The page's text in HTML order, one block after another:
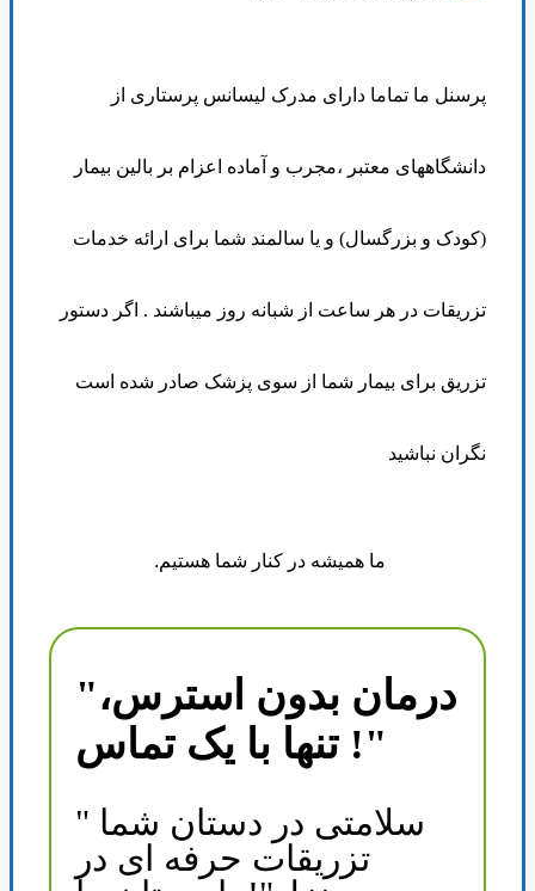
پرسنل ما تماما دارای مدرک لیسانس پرستاری از
دانشگاههای معتبر ،مجرب و آماده اعزام بر بالین بیمار
(کودک و بزرگسال) و یا سالمند شما برای ارائه خدمات
تزریقات در هر ساعت از شبانه روز میباشند . اگر دستور
تزریق برای بیمار شما از سوی پزشک صادر شده است
نگران نباشید
ما همیشه در کنار شما هستیم.
"درمان بدون استرس،
تنها با یک تماس !"
سلامتی در دستان شما "
تزریقات حرفه ای در